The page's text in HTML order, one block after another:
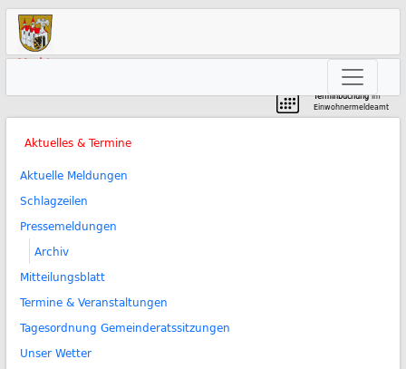
Markt
Terminbuchungim
Einwohnermeldeamt
Aktuelles & Termine
Aktuelle Meldungen
Schlagzeilen
Pressemeldungen
Archiv
Mitteilungsblatt
Termine & Veranstaltungen
Tagesordnung Gemeinderatssitzungen
Unser Wetter